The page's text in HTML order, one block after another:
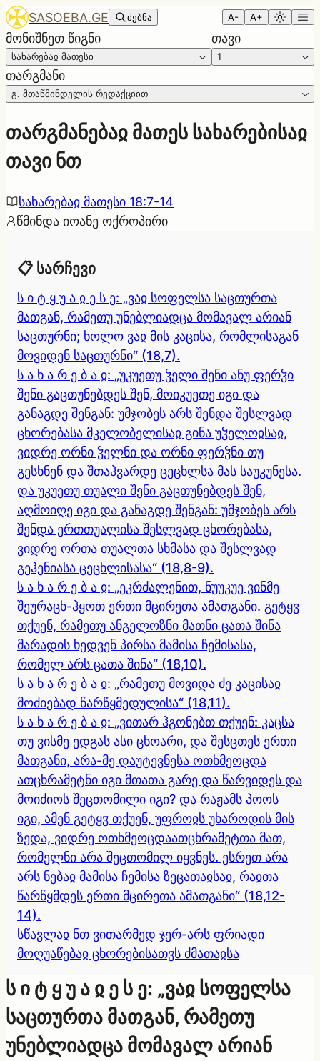
SASOEBA.GE ძებნა A- A+
მონიშნეთ წიგნი
სახარებაჲ მათესი
თავი
1
თარგმანი
გ. მთაწმინდელის რედაქციით
თარგმანებაჲ მათეს სახარებისაჲ
თავი ნთ
სახარებაჲ მათესი 18:7-14
წმინდა იოანე ოქროპირი
📋 სარჩევი
ს ი ტ ყ უ ა ჲ ე ს ე: „ვაჲ სოფელსა საცთურთა
მათგან, რამეთუ უნებლიადცა მომავალ არიან
საცთურნი; ხოლო ვაჲ მის კაცისა, რომლისაგან
მოვიდენ საცთურნი“ (18,7).
ს ა ხ ა რ ე ბ ა ჲ: „უკუეთუ ჴელი შენი ანუ ფერჴი
შენი გაცთუნებდეს შენ, მოიკუეთე იგი და
განაგდე შენგან: უმჯობეს არს შენდა შესლვად
ცხორებასა მკელობელისაჲ გინა უჴელოჲსაჲ,
ვიდრე ორნი ჴელნი და ორნი ფერჴნი თუ
გესხნენ და შთაჰვარდე ცეცხლსა მას საუკუნესა.
და უკუეთუ თუალი შენი გაცთუნებდეს შენ,
აღმოიღე იგი და განაგდე შენგან: უმჯობეს არს
შენდა ერთთუალისა შესლვად ცხორებასა,
ვიდრე ორთა თუალთა სხმასა და შესლვად
გეჰენიასა ცეცხლისასა“ (18,8-9).
ს ა ხ ა რ ე ბ ა ჲ: „ეკრძალენით, ნუუკუე ვინმე
შეურაცხ-ჰყოთ ერთი მცირეთა ამათგანი. გეტყჳ
თქუენ, რამეთუ ანგელოზნი მათნი ცათა შინა
მარადის ხედვენ პირსა მამისა ჩემისასა,
რომელ არს ცათა შინა“ (18,10).
ს ა ხ ა რ ე ბ ა ჲ: „რამეთუ მოვიდა ძე კაცისაჲ
მოძიებად წარწყმედულისა“ (18,11).
ს ა ხ ა რ ე ბ ა ჲ: „ვითარ ჰგონებთ თქუენ: კაცსა
თუ ვისმე ედგას ასი ცხოარი, და შესცთეს ერთი
მათგანი, არა-მე დაუტევნესა ოთხმეოცდა
ათცხრამეტნი იგი მთათა გარე და წარვიდეს და
მოიძიოს შეცთომილი იგი? და რაჟამს პოოს
იგი, ამენ გეტყჳ თქუენ, უფროჲს უხაროდის მის
ზედა, ვიდრე ოთხმეოცდაათცხრამეტთა მათ,
რომელნი არა შეცთომილ იყვნეს. ესრეთ არა
არს ნებაჲ მამისა ჩემისა ზეცათაჲსაჲ, რაჲთა
წარწყმდეს ერთი მცირეთა ამათგანი“ (18,12-
14).
სწავლაჲ ნთ ვითარმედ ჯერ-არს ფრიადი
მოღუაწებაჲ ცხორებისათჳს ძმათაჲსა
ს ი ტ ყ უ ა ჲ ე ს ე: „ვაჲ სოფელსა
საცთურთა მათგან, რამეთუ
უნებლიადცა მომავალ არიან